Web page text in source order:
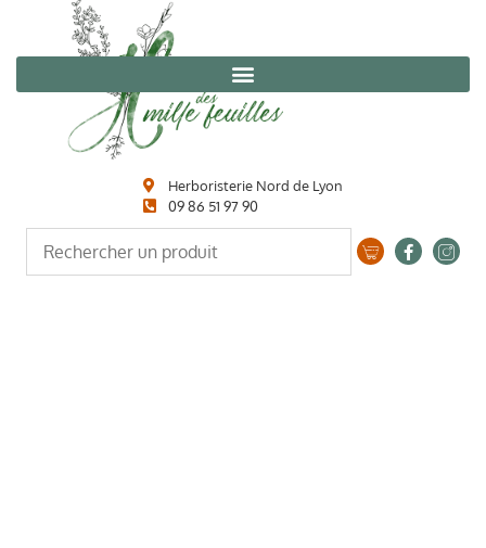
Herboristerie Nord de Lyon
09 86 51 97 90